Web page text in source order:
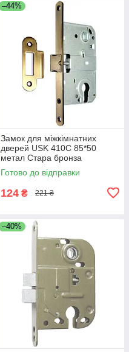
–44%
Замок для міжкімнатних
дверей USK 410C 85*50
метал Стара бронза
Готово до відправки
124 ₴ 221 ₴
–40%